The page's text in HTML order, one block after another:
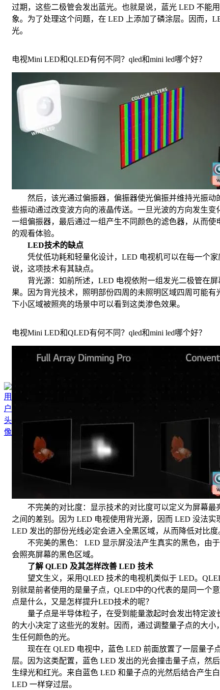
过期，这些二极管会发出蓝光。也就是说，蓝光 LED 不能
象。为了处理这个问题，在 LED 上添加了磷涂层。因而，
光。
电视Mini LED和QLED有何不同？qled和mini led哪个好？
然后，该光通过偏振器，偏振器使光偏振并维持光振动
些振动通过改变波方向的液晶传送。一旦光波的方向发生变
一组偏振器，最后通过一组产生不同颜色的滤色器，从而使
的观看体验。
LED技术的缺点
凭仗低功耗和轻量化设计，LED 电视机可以在每一个家
说，这项技术有其缺点。
背光源：如前所述，LED 电视依附一组发光二极管在屏
果。因为背光技术，照明部份四周的未照明区域四周可能有
下小区域被照亮的场景中可以看到这类渗色效果。
电视Mini LED和QLED有何不同？qled和mini led哪个好？
不完美的对比度：显示技术的对比度可以定义为屏幕最
之间的差别。因为 LED 电视使用背光源，因而 LED 没法实
LED 发出的部份光线必定会进入全黑区域，从而降低对比度
不完美的黑色： LED 显示屏没法产生真实的黑色，由
会照亮屏幕的黑色区域。
了解 QLED 及其怎样改善 LED 技术
望文生义，采用QLED 技术的电视机类似于 LED。
别就是前者使用的是量子点，QLED中的Q代表的是同一个
点是什么，又是怎样提升LED技术的呢？
量子点是半导体粒子，在受到能量激起时会发出特定波
的大小决定了这些光的发射。因而，通过调整量子点的大小
生任何颜色的光。
现在在 QLED 电视中，蓝色 LED 前面放置了一层量子
层。因为这类配置，蓝色 LED 发出的光会撞击量子点，然
生绿光和红光。来自蓝色 LED 和量子点的光然后结合产生
LED 一样穿过层。